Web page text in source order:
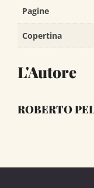
Pagine
Copertina
L'Autore
ROBERTO